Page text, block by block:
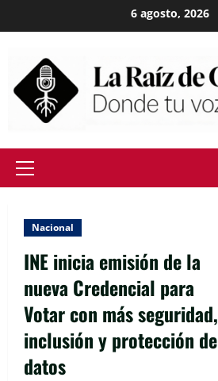
to
6 agosto, 2026
Primary
Nacional
INE inicia emisión de la
nueva Credencial para
Votar con más seguridad,
inclusión y protección de
datos